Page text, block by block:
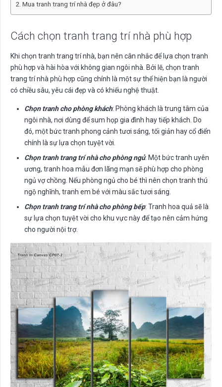
Mua tranh trang trí nhà đẹp ở đâu?
Cách chọn tranh trang trí nhà phù hợp
Khi chọn tranh trang trí nhà, bạn nên cân nhắc để lựa chọn tranh
phù hợp và hài hòa với không gian ngôi nhà. Bởi lẽ, chọn tranh
trang trí nhà phù hợp cũng chính là một sự thể hiện bạn là người
có chiều sâu, yêu cái đẹp và có khiếu nghệ thuật.
Chọn tranh cho phòng khách: Phòng khách là trung tâm của
ngôi nhà, nơi dùng để sum họp gia đình hay tiếp khách. Do
đó, một bức tranh phong cảnh tươi sáng, tối giản hay cổ điển
chính là sự lựa chọn tuyệt vời.
Chọn tranh trang trí nhà cho phòng ngủ: Một bức tranh uyên
ương, tranh hoa mẫu đơn lãng mạn sẽ phù hợp cho phòng
ngủ vợ chồng. Nếu phòng ngủ cho bé thì nên chọn tranh thú
ngộ nghĩnh, tranh em bé với màu sắc tươi sáng.
Chọn tranh trang trí nhà cho phòng bếp: Tranh hoa quả sẽ là
sự lựa chọn tuyệt vời cho khu vực này để tạo nên cảm hứng
cho người nội trợ.